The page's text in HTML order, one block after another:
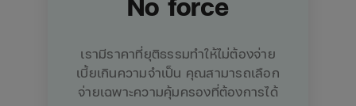
เรามีราคาที่ยุติธรรมทำให้ไม่ต้องจ่าย
เบี้ยเกินความจำเป็น คุณสามารถเลือก
จ่ายเฉพาะความคุ้มครองที่ต้องการได้